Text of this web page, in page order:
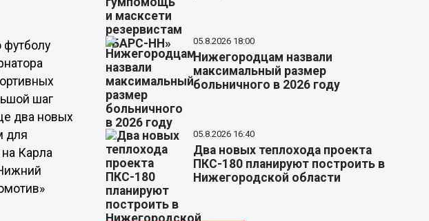
шаг
два новых
для
Карла
05.8.2026 18:00
Нижегородцам назвали
максимальный размер
больничного в 2026 году
05.8.2026 16:40
Два новых теплохода проекта
ПКС-180 планируют построить в
Нижегородской области